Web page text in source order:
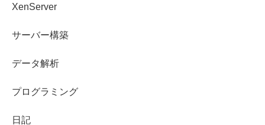
XenServer
サーバー構築
データ解析
プログラミング
日記